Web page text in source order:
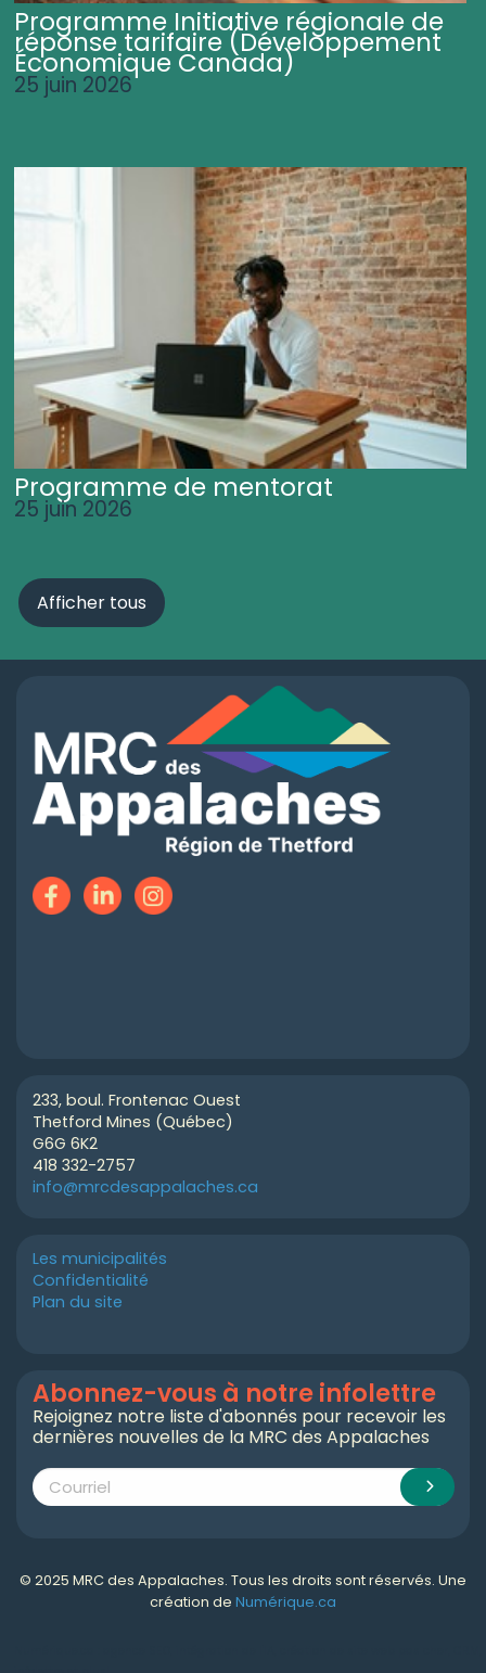
Programme Initiative régionale de
réponse tarifaire (Développement
Économique Canada)
25 juin 2026
Programme de mentorat
25 juin 2026
Afficher tous
233, boul. Frontenac Ouest
Thetford Mines (Québec)
G6G 6K2
418 332-2757
info@mrcdesappalaches.ca
Les municipalités
Confidentialité
Plan du site
Abonnez-vous à notre infolettre
Rejoignez notre liste d'abonnés pour recevoir les
dernières nouvelles de la MRC des Appalaches
© 2025 MRC des Appalaches. Tous les droits sont réservés. Une
création de Numérique.ca